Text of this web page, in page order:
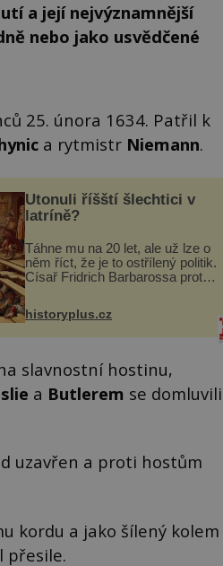
a její nejvýznamnější
nebo jako usvědčené
25. února 1634. Patřil k
a rytmistr Niemann.
Utonuli říšští šlechtici v
latríně?
Táhne mu na 20 let, ale už lze o
něm říct, že je to ostřílený politik.
Císař Fridrich Barbarossa proto
stal prostředníkem při řešení
sporu m...
historyplus.cz
slavnostní hostinu,
a Butlerem se domluvili
uzavřen a proti hostům
kordu a jako šílený kolem
přesile.